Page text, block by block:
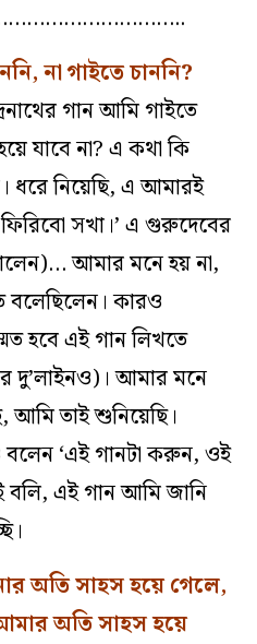
না গাইতে চাননি?
গান আমি গাইতে
যাবে না? এ কথা কি
ধরে নিয়েছি, এ আমারই
ফিরিবো সখা।’ এ গুরুদেবের
আমার মনে হয় না,
কারও
হবে এই গান লিখতে
দু’লাইনও)। আমার মনে
তাই শুনিয়েছি।
‘এই গানটা করুন, ওই
বলি, এই গান আমি জানি
অতি সাহস হয়ে গেলে,
অতি সাহস হয়ে